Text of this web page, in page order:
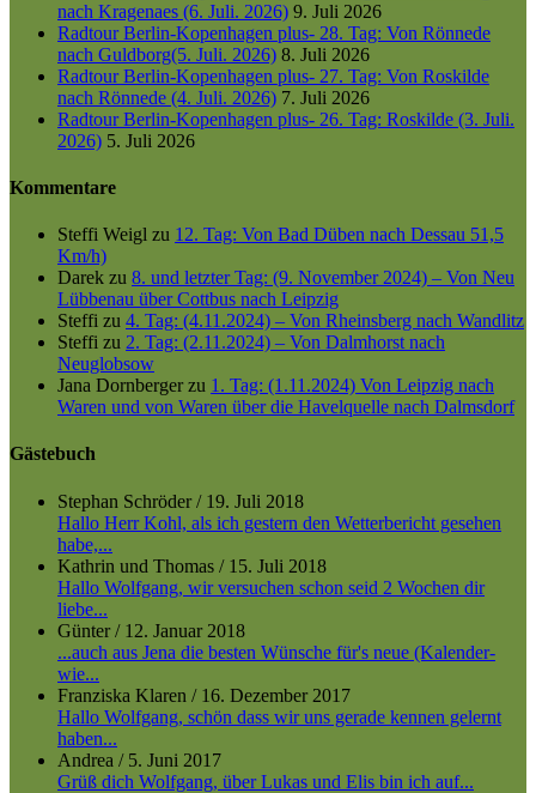
nach Kragenaes (6. Juli. 2026) 9. Juli 2026
Radtour Berlin-Kopenhagen plus- 28. Tag: Von Rönnede
nach Guldborg(5. Juli. 2026) 8. Juli 2026
Radtour Berlin-Kopenhagen plus- 27. Tag: Von Roskilde
nach Rönnede (4. Juli. 2026) 7. Juli 2026
Radtour Berlin-Kopenhagen plus- 26. Tag: Roskilde (3. Juli.
2026) 5. Juli 2026
Kommentare
Steffi Weigl zu 12. Tag: Von Bad Düben nach Dessau 51,5
Km/h)
Darek zu 8. und letzter Tag: (9. November 2024) – Von Neu
Lübbenau über Cottbus nach Leipzig
Steffi zu 4. Tag: (4.11.2024) – Von Rheinsberg nach Wandlitz
Steffi zu 2. Tag: (2.11.2024) – Von Dalmhorst nach
Neuglobsow
Jana Dornbergerzu 1. Tag: (1.11.2024) Von Leipzig nach
Waren und von Waren über die Havelquelle nach Dalmsdorf
Gästebuch
Stephan Schröder/ 19. Juli 2018
Hallo Herr Kohl, als ich gestern den Wetterbericht gesehen
habe,...
Kathrin und Thomas / 15. Juli 2018
Hallo Wolfgang, wir versuchen schon seid 2 Wochen dir
liebe...
Günter/ 12. Januar 2018
...auch aus Jena die besten Wünsche für's neue (Kalender-
wie...
Franziska Klaren / 16. Dezember 2017
Hallo Wolfgang, schön dass wir uns gerade kennen gelernt
haben...
Andrea / 5. Juni 2017
Grüß dich Wolfgang, über Lukas und Elis bin ich auf...